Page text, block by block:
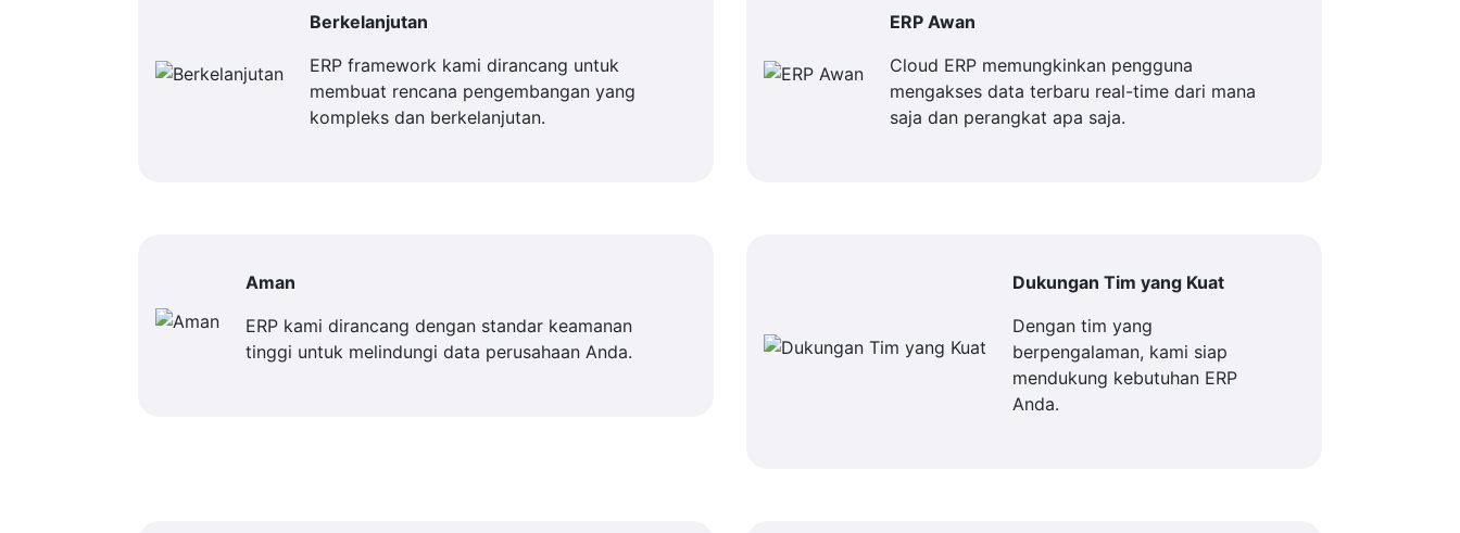
Berkelanjutan
ERP framework kami dirancang untuk
membuat rencana pengembangan yang
kompleks dan berkelanjutan.
ERP Awan
Cloud ERP memungkinkan pengguna
mengakses data terbaru real-time dari mana
saja dan perangkat apa saja.
Aman
ERP kami dirancang dengan standar keamanan
tinggi untuk melindungi data perusahaan Anda.
Dukungan Tim yang Kuat
Dengan tim yang
berpengalaman, kami siap
mendukung kebutuhan ERP
Anda.